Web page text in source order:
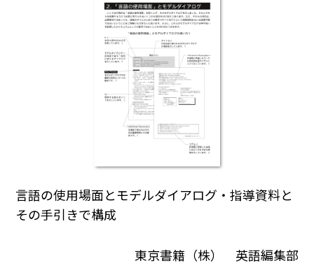
言語の使用場面とモデルダイアログ・指導資料と
その手引きで構成
東京書籍（株） 英語編集部